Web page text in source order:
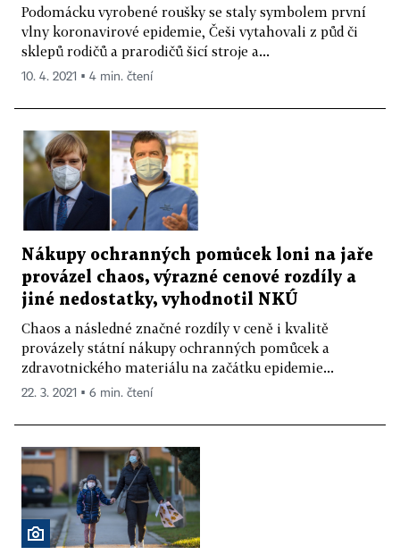
Podomácku vyrobené roušky se staly symbolem první
vlny koronavirové epidemie, Češi vytahovali z půd či
sklepů rodičů a prarodičů šicí stroje a...
10. 4. 2021 ▪ 4 min. čtení
Nákupy ochranných pomůcek loni na jaře
provázel chaos, výrazné cenové rozdíly a
jiné nedostatky, vyhodnotil NKÚ
Chaos a následné značné rozdíly v ceně i kvalitě
provázely státní nákupy ochranných pomůcek a
zdravotnického materiálu na začátku epidemie...
22. 3. 2021 ▪ 6 min. čtení